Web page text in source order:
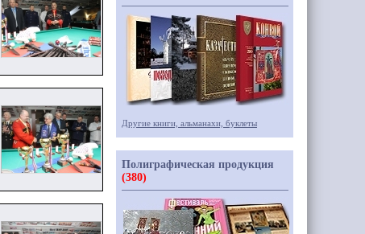
Другие книги, альманахи, буклеты
Полиграфическая продукция
(380)